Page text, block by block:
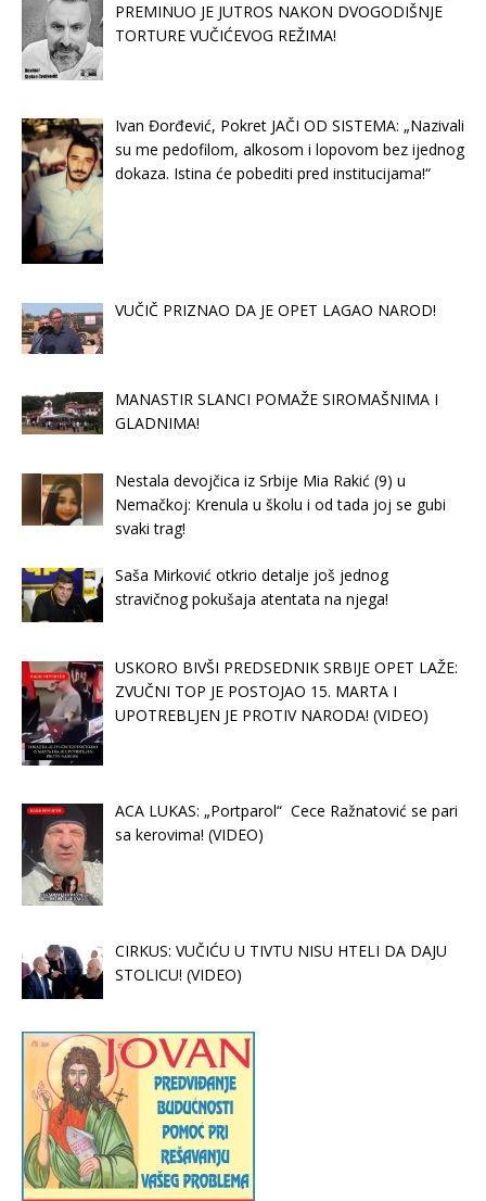
PREMINUO JE JUTROS NAKON DVOGODIŠNJE
TORTURE VUČIĆEVOG REŽIMA!
Ivan Đorđević, Pokret JAČI OD SISTEMA: „Nazivali
su me pedofilom, alkosom i lopovom bez ijednog
dokaza. Istina će pobediti pred institucijama!“
VUČIČ PRIZNAO DA JE OPET LAGAO NAROD!
MANASTIR SLANCI POMAŽE SIROMAŠNIMA I
GLADNIMA!
Nestala devojčica iz Srbije Mia Rakić (9) u
Nemačkoj: Krenula u školu i od tada joj se gubi
svaki trag!
Saša Mirković otkrio detalje još jednog
stravičnog pokušaja atentata na njega!
USKORO BIVŠI PREDSEDNIK SRBIJE OPET LAŽE:
ZVUČNI TOP JE POSTOJAO 15. MARTA I
UPOTREBLJEN JE PROTIV NARODA! (VIDEO)
ACA LUKAS: „Portparol“ Cece Ražnatović se pari
sa kerovima! (VIDEO)
CIRKUS: VUČIĆU U TIVTU NISU HTELI DA DAJU
STOLICU! (VIDEO)